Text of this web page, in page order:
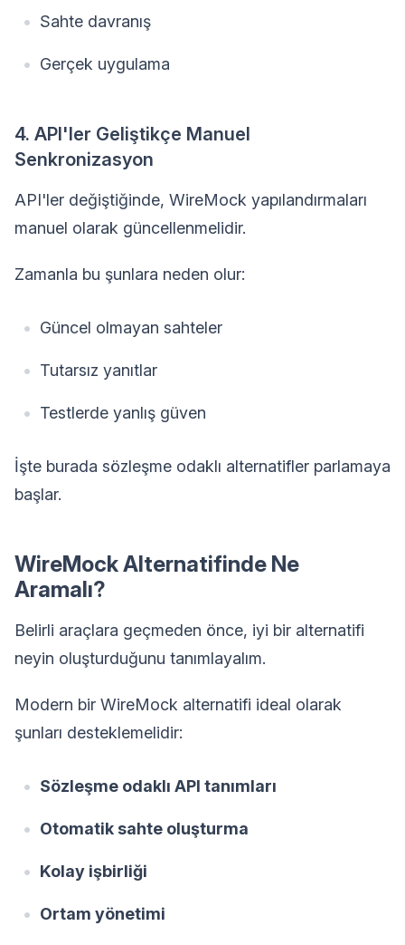
Sahte davranış
Gerçek uygulama
4. API'ler Geliştikçe Manuel
Senkronizasyon
API'ler değiştiğinde, WireMock yapılandırmaları
manuel olarak güncellenmelidir.
Zamanla bu şunlara neden olur:
Güncel olmayan sahteler
Tutarsız yanıtlar
Testlerde yanlış güven
İşte burada sözleşme odaklı alternatifler parlamaya
başlar.
WireMock Alternatifinde Ne
Aramalı?
Belirli araçlara geçmeden önce, iyi bir alternatifi
neyin oluşturduğunu tanımlayalım.
Modern bir WireMock alternatifi ideal olarak
şunları desteklemelidir:
Sözleşme odaklı API tanımları
Otomatik sahte oluşturma
Kolay işbirliği
Ortam yönetimi